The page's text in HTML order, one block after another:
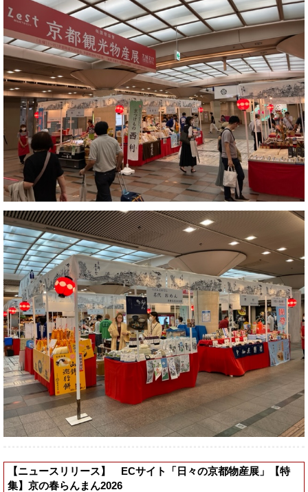
【ニュースリリース】 ECサイト「日々の京都物産展」【特
集】京の春らんまん2026